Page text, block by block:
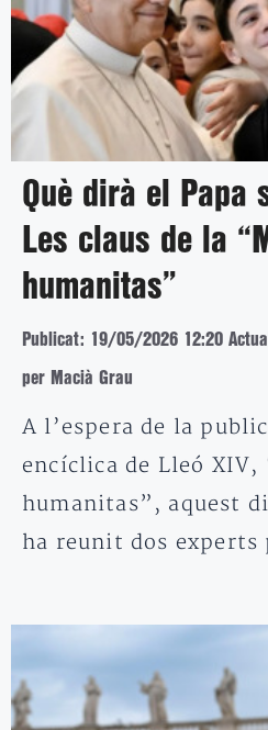
Què dirà el Papa
Les claus de la
humanitas”
Publicat: 19/05/2026 12:20
per Macià Grau
A l’espera de la
encíclica de Lleó XIV,
humanitas”, aquest
ha reunit dos